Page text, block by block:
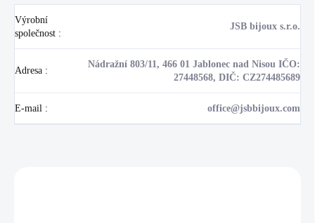
Výrobní
společnost :
JSB bijoux s.r.o.
Adresa :
Nádražní 803/11, 466 01 Jablonec nad Nisou IČO:
27448568, DIČ: CZ274485689
E-mail : office@jsbbijoux.com